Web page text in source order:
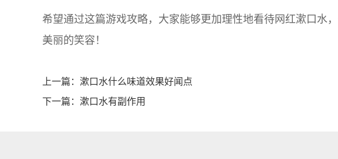
希望通过这篇游戏攻略，大家能够更加理性地看待网红漱口水
美丽的笑容！
上一篇： 漱口水什么味道效果好闻点
下一篇： 漱口水有副作用